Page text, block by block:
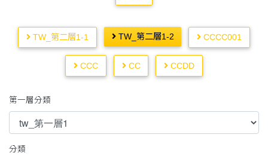
TW_第二層1-1 TW_第二層1-2 CCCC001
CCC CC CCDD
第一層分類
分類